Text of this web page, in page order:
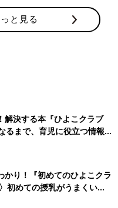
、Littc（リトシー）のア
ニーマウス×ハート×リボ
ップスと合わせると「信
る！ミニーマウス・
と見る
解決する本『ひよこクラブ
まで、育児に役立つ情報が
かり！『初めてのひよこクラ
初めての授乳がうまくい
基本と夏のトラブル 解決テ